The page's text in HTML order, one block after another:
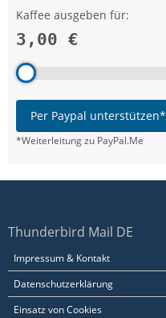
Kaffee ausgeben für:
3,00 €
Per Paypal unterstützen*
*Weiterleitung zu PayPal.Me
Thunderbird Mail DE
Impressum & Kontakt
Datenschutzerklärung
Einsatz von Cookies